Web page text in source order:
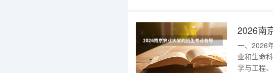
兽医
2026南
一、2026
业和生命
学与工程